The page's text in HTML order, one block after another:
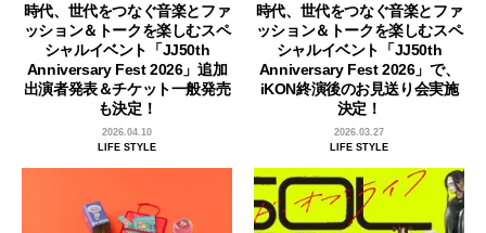
時代、世代をつなぐ音楽とファ
ッション＆トークを楽しむスペ
シャルイベント「JJ50th
Anniversary Fest 2026」追加
出演者発表＆チケット一般発売
も決定！
2026.04.10
LIFE STYLE
時代、世代をつなぐ音楽とファ
ッション＆トークを楽しむスペ
シャルイベント「JJ50th
Anniversary Fest 2026」で、
iKON終演後のお見送り会実施
決定！
2026.03.27
LIFE STYLE